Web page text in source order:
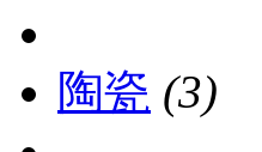
陶瓷 (3)